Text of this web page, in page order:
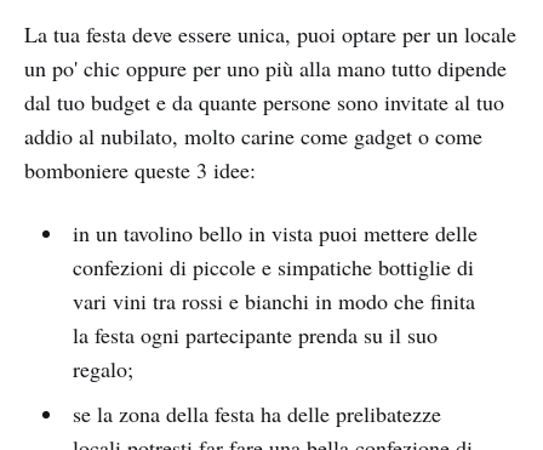
La tua festa deve essere unica, puoi optare per un locale
un po' chic oppure per uno più alla mano tutto dipende
dal tuo budget e da quante persone sono invitate al tuo
addio al nubilato, molto carine come gadget o come
bomboniere queste 3 idee:
in un tavolino bello in vista puoi mettere delle
confezioni di piccole e simpatiche bottiglie di
vari vini tra rossi e bianchi in modo che finita
la festa ogni partecipante prenda su il suo
regalo;
se la zona della festa ha delle prelibatezze